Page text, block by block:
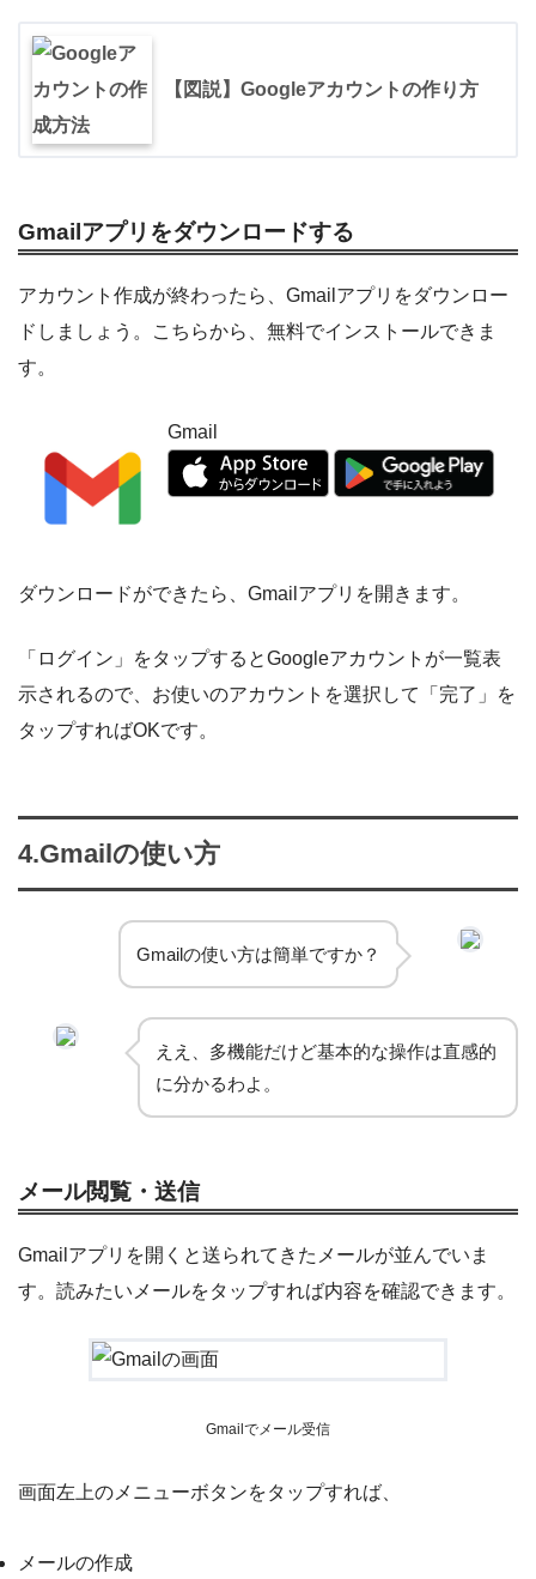
【図説】Googleアカウントの作り方
Gmailアプリをダウンロードする
アカウント作成が終わったら、Gmailアプリをダウンロー
ドしましょう。こちらから、無料でインストールできま
す。
Gmail
ダウンロードができたら、Gmailアプリを開きます。
「ログイン」をタップするとGoogleアカウントが一覧表
示されるので、お使いのアカウントを選択して「完了」を
タップすればOKです。
4.Gmailの使い方
Gmailの使い方は簡単ですか？
ええ、多機能だけど基本的な操作は直感的
に分かるわよ。
メール閲覧・送信
Gmailアプリを開くと送られてきたメールが並んでいま
す。読みたいメールをタップすれば内容を確認できます。
Gmailでメール受信
画面左上のメニューボタンをタップすれば、
メールの作成